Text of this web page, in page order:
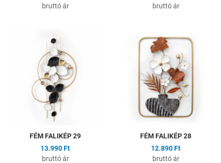
bruttó ár
bruttó ár
Hozzáadás a kívánságlistához
Összehasonlítás
Gyors nézet
FÉM FALIKÉP 29
13.990 Ft
bruttó ár
FÉM FALIKÉP 28
12.890 Ft
bruttó ár